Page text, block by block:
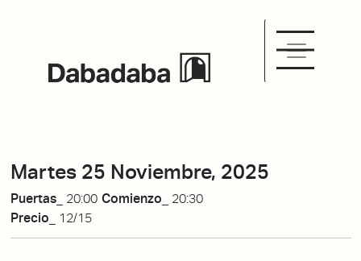
Martes 25 Noviembre, 2025
Puertas_ 20:00 Comienzo_ 20:30
Precio_
12/15